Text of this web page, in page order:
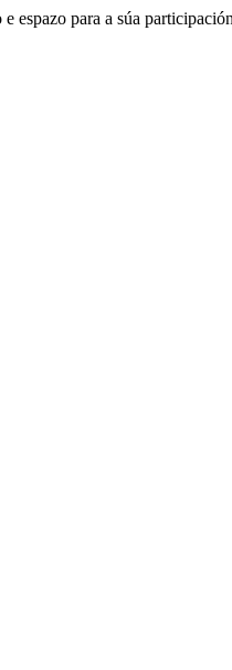
espazo para a súa participación